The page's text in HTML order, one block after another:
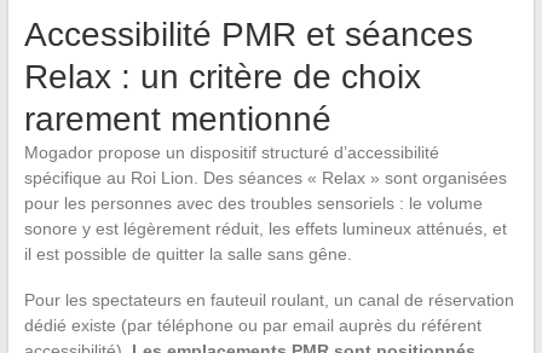
Accessibilité PMR et séances
Relax : un critère de choix
rarement mentionné
Mogador propose un dispositif structuré d’accessibilité
spécifique au Roi Lion. Des séances « Relax » sont organisées
pour les personnes avec des troubles sensoriels : le volume
sonore y est légèrement réduit, les effets lumineux atténués, et
il est possible de quitter la salle sans gêne.
Pour les spectateurs en fauteuil roulant, un canal de réservation
dédié existe (par téléphone ou par email auprès du référent